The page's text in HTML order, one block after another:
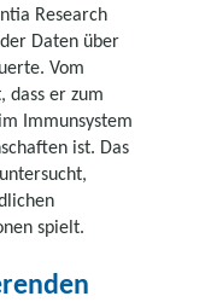
Research
Daten über
Vom
dass er zum
Immunsystem
ist. Das
spielt.